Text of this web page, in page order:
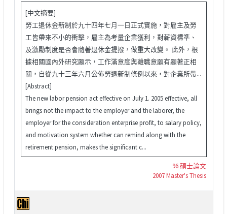
[中文摘要]
勞工退休金新制於九十四年七月一日正式實施，對雇主及勞
工皆帶來不小的衝擊，雇主為考量企業獲利，對薪資標準、
及激勵制度是否會隨著退休金提撥，做重大改變。 此外，根
據相關國內外研究顯示，工作滿意度與離職意願有顯著正相
關，自從九十三年六月公佈勞退新制條例以來，對企業所帶...
[Abstract]
The new labor pension act effective on July 1. 2005 effective, all
brings not the impact to the employer and the laborer, the
employer for the consideration enterprise profit, to salary policy,
and motivation system whether can remind along with the
retirement pension, makes the significant c...
96 碩士論文
2007 Master's Thesis